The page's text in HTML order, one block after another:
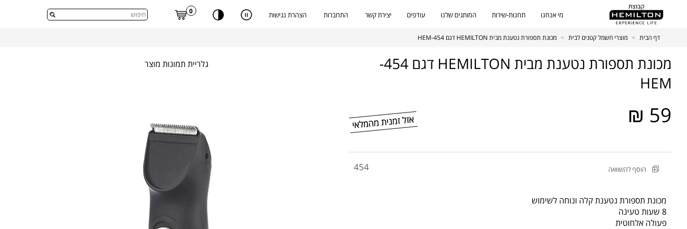
דלג לתוכן העמוד
מי אנחנו תחנות-שירות המותגים שלנו עודפים יצירת קשר התחברות הצהרת נגישות 0
דף הבית > מוצרי חשמל קטנים לבית > מכונת תספורת נטענת מבית HEMILTON דגם 454-HEM
מכונת תספורת נטענת מבית HEMILTON דגם 454-
HEM
59 ₪
454
מקט
הוסף להשוואה
נטענת
מבית
מכונת תספורת נטענת קלה ונוחה לשימוש
8 שעות טעינה
פעולה אלחוטית
גלריית תמונות מוצר